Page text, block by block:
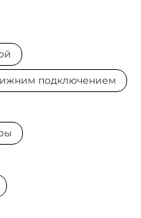
подключением